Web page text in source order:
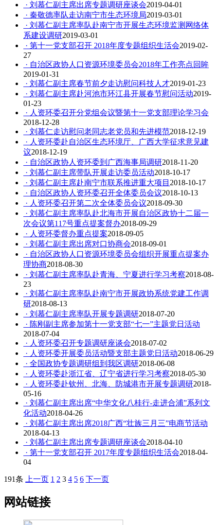
· 刘慕仁副主席出席专题调研座谈会2019-04-01
· 秦敬德率队走访南宁市生态环境局2019-03-01
· 刘慕仁副主席率队赴南宁市开展生态环境监测网络体
系建设调研2019-03-01
· 第十一党支部召开 2018年度专题组织生活会2019-02-
27
· 自治区政协人口资源环境委员会2018年工作亮点回眸
2019-01-31
· 刘慕仁副主席春节前夕走访慰问科技人才2019-01-23
· 刘慕仁副主席赴河池市环江县开展春节慰问活动2019-
01-23
· 人资环委召开分党组会议暨第十一党支部理论学习会
2018-12-28
· 刘慕仁走访慰问老同志老党员和先进模范2018-12-19
· 人资环委赴自治区生态环境厅、广西大学征求意见建
议2018-12-19
· 自治区政协人资环委到广西海事局调研2018-11-20
· 刘慕仁副主席带队开展走访委员活动2018-10-17
· 刘慕仁副主席赴南宁市联系推进重大项目 2018-10-17
· 自治区政协人资环委召开全体委员会议2018-10-13
· 人资环委召开第二次全体委员会议2018-09-30
· 刘慕仁副主席率队赴北海市开展自治区政协十二届一
次会议第117号重点提案督办2018-09-29
· 人资环委督办重点提案2018-09-05
· 刘慕仁副主席出席对口协商会2018-09-01
· 自治区政协人口资源环境委员会组织开展重点提案办
理协商2018-08-30
· 刘慕仁副主席率队赴青海、宁夏进行学习考察2018-08-
23
· 刘慕仁副主席率队赴南宁市开展政协系统党建工作调
研2018-08-13
· 刘慕仁副主席率队开展专题调研2018-07-20
· 陈刚副主席参加第十一党支部“七一”主题党日活动
2018-07-04
· 人资环委召开专题调研座谈会2018-07-02
· 人资环委开展委员活动暨支部主题党日活动2018-06-29
· 全国政协专题调研组到我区调研2018-06-08
· 人资环委赴浙江省、辽宁省进行学习考察2018-05-30
· 人资环委赴钦州、北海、防城港市开展专题调研2018-
05-16
· 刘慕仁副主席出席“中华文化八桂行-走进合浦”系列文
化活动2018-04-26
· 刘慕仁副主席出席2018广西“壮族三月三”电商节活动
2018-04-13
· 刘慕仁副主席出席专题调研座谈会2018-04-10
· 第十一党支部召开 2017年度专题组织生活会2018-04-
04
191条 上一页 1 2 3 4 5 6 下一页
网站链接